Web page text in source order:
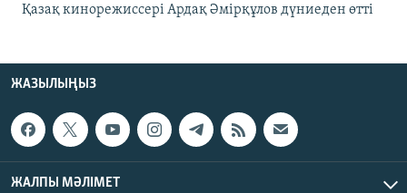
Қазақ кинорежиссері Ардақ Әмірқұлов дүниеден өтті
ЖАЗЫЛЫҢЫЗ
ЖАЛПЫ МӘЛІМЕТ